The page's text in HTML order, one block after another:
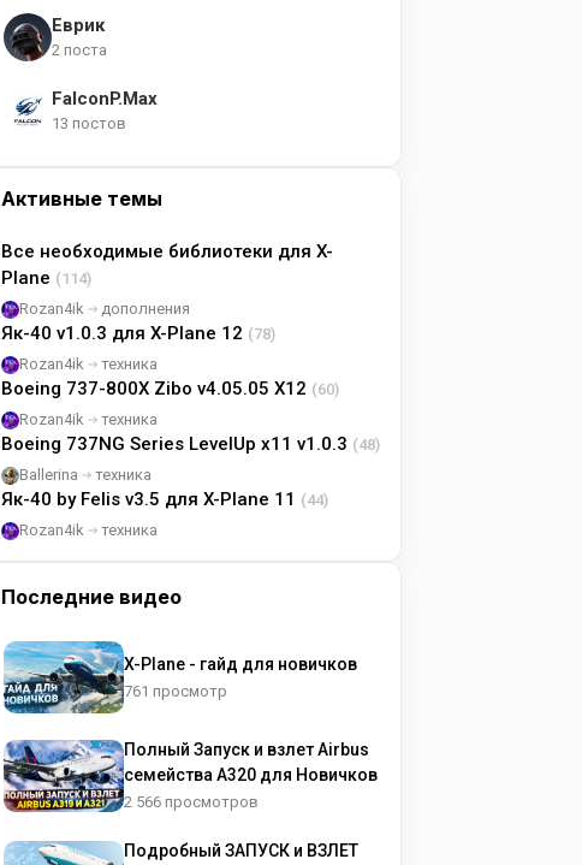
Еврик
2 поста
FalconP.Max
13 постов
Активные темы
Все необходимые библиотеки для X-
Plane (114)
Rozan4ik
дополнения
Як-40 v1.0.3 для X-Plane 12 (78)
Rozan4ik
техника
Boeing 737-800X Zibo v4.05.05 X12 (60)
Rozan4ik
техника
Boeing 737NG Series LevelUp x11 v1.0.3 (48)
Ballerina
техника
Як-40 by Felis v3.5 для X-Plane 11 (44)
Rozan4ik
техника
Последние видео
X-Plane - гайд для новичков
761 просмотр
Полный Запуск и взлет Airbus
семейства A320 для Новичков
2 566 просмотров
Подробный ЗАПУСК и ВЗЛЕТ